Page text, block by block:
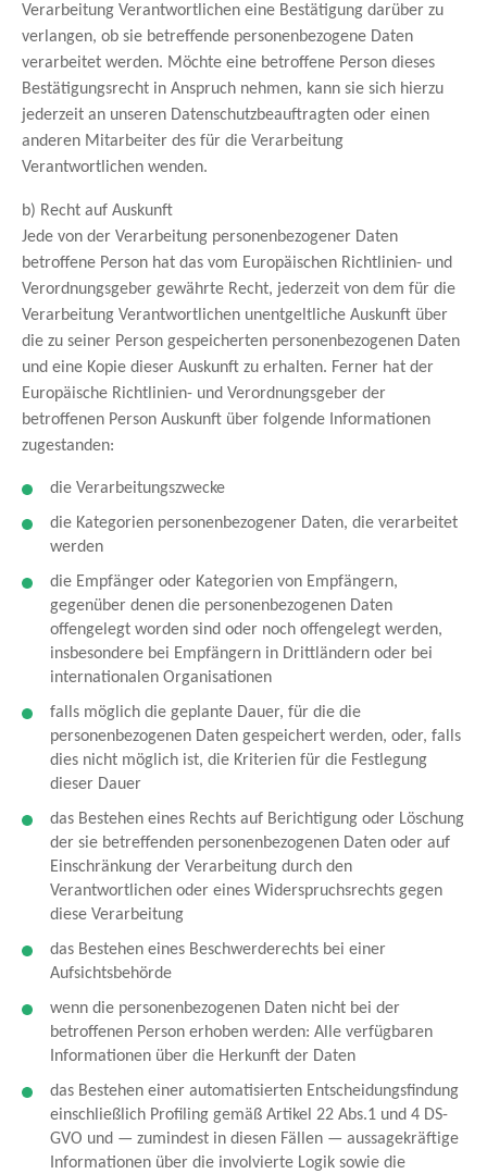
Verarbeitung Verantwortlichen eine Bestätigung darüber zu
verlangen, ob sie betreffende personenbezogene Daten
verarbeitet werden. Möchte eine betroffene Person dieses
Bestätigungsrecht in Anspruch nehmen, kann sie sich hierzu
jederzeit an unseren Datenschutzbeauftragten oder einen
anderen Mitarbeiter des für die Verarbeitung
Verantwortlichen wenden.
b) Recht auf Auskunft
Jede von der Verarbeitung personenbezogener Daten
betroffene Person hat das vom Europäischen Richtlinien- und
Verordnungsgeber gewährte Recht, jederzeit von dem für die
Verarbeitung Verantwortlichen unentgeltliche Auskunft über
die zu seiner Person gespeicherten personenbezogenen Daten
und eine Kopie dieser Auskunft zu erhalten. Ferner hat der
Europäische Richtlinien- und Verordnungsgeber der
betroffenen Person Auskunft über folgende Informationen
zugestanden:
die Verarbeitungszwecke
die Kategorien personenbezogener Daten, die verarbeitet
werden
die Empfänger oder Kategorien von Empfängern,
gegenüber denen die personenbezogenen Daten
offengelegt worden sind oder noch offengelegt werden,
insbesondere bei Empfängern in Drittländern oder bei
internationalen Organisationen
falls möglich die geplante Dauer, für die die
personenbezogenen Daten gespeichert werden, oder, falls
dies nicht möglich ist, die Kriterien für die Festlegung
dieser Dauer
das Bestehen eines Rechts auf Berichtigung oder Löschung
der sie betreffenden personenbezogenen Daten oder auf
Einschränkung der Verarbeitung durch den
Verantwortlichen oder eines Widerspruchsrechts gegen
diese Verarbeitung
das Bestehen eines Beschwerderechts bei einer
Aufsichtsbehörde
wenn die personenbezogenen Daten nicht bei der
betroffenen Person erhoben werden: Alle verfügbaren
Informationen über die Herkunft der Daten
das Bestehen einer automatisierten Entscheidungsfindung
einschließlich Profiling gemäß Artikel 22 Abs.1 und 4 DS-
GVO und — zumindest in diesen Fällen — aussagekräftige
Informationen über die involvierte Logik sowie die